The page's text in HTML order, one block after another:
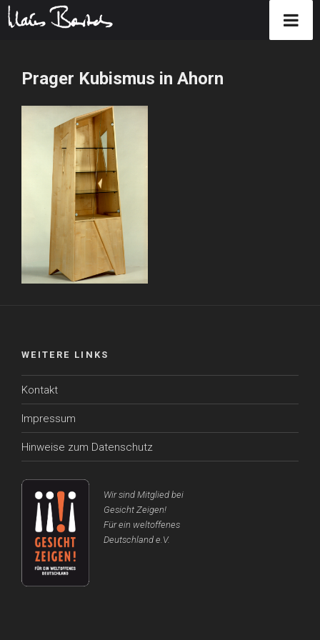
springenPrager Kubismus in Ahorn
WEITERE LINKS
Kontakt
Impressum
Hinweise zum Datenschutz
Wir sind Mitglied bei
Gesicht Zeigen!
Für ein weltoffenes
Deutschland e.V.